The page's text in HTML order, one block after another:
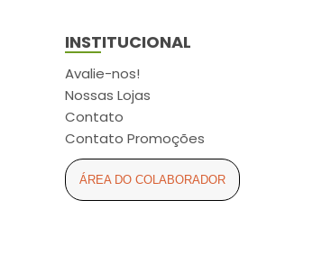
INSTITUCIONAL
Avalie-nos!
Nossas Lojas
Contato
Contato Promoções
ÁREA DO COLABORADOR